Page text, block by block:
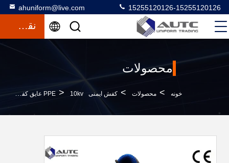
ahuniform@live.com 15255120126-15255120126
نقل قول
محصولات
خونه > محصولات > کفش ایمنی PPE > 10kv عایق کفش محافظ پا میکروفیبر قابل تنظیم